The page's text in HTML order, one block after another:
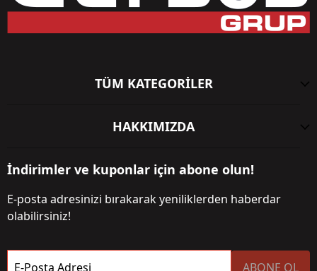
TÜM KATEGORİLER
HAKKIMIZDA
İndirimler ve kuponlar için abone olun!
E-posta adresinizi bırakarak yeniliklerden haberdar
olabilirsiniz!
E-Posta Adresi ABONE OL